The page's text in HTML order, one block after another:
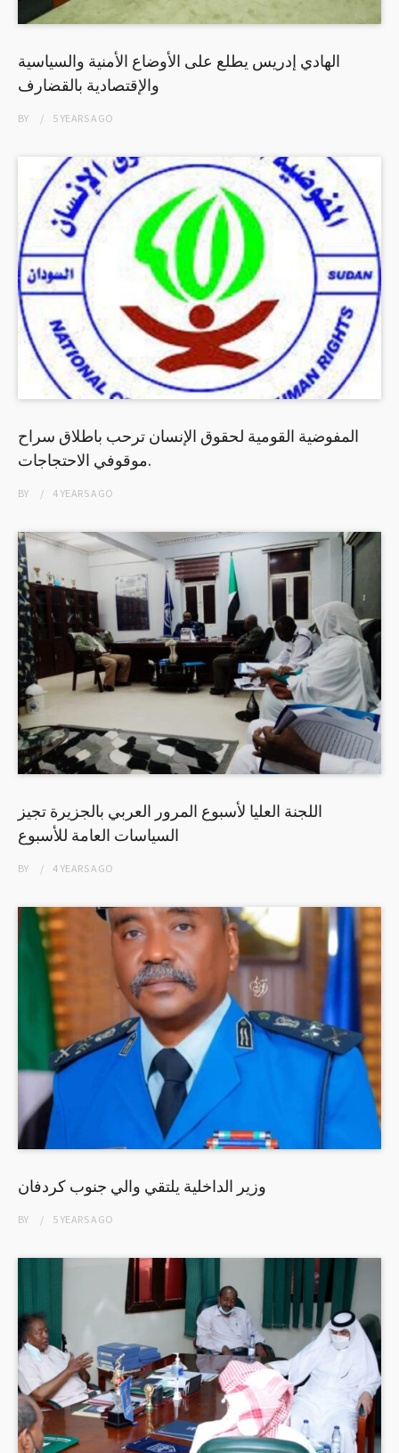
الهادي إدريس يطلع على الأوضاع الأمنية والسياسية
والإقتصادية بالقضارف
BY 5 YEARSAGO
المفوضية القومية لحقوق الإنسان ترحب باطلاق سراح
موقوفي الاحتجاجات.
BY 4 YEARSAGO
اللجنة العليا لأسبوع المرور العربي بالجزيرة تجيز
السياسات العامة للأسبوع
BY 4 YEARSAGO
وزير الداخلية يلتقي والي جنوب كردفان
BY 5 YEARSAGO